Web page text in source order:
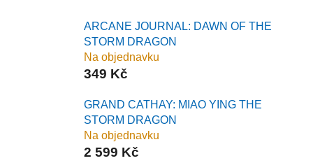
ARCANE JOURNAL: DAWN OF THE
STORM DRAGON
Na objednavku
349 Kč
GRAND CATHAY: MIAO YING THE
STORM DRAGON
Na objednavku
2 599 Kč